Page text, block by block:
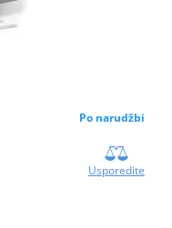
Po narudžbi
Usporedite